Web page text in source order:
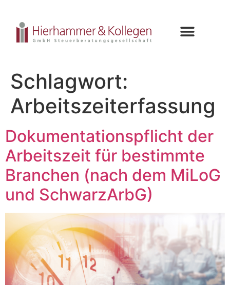
Schlagwort:
Arbeitszeiterfassung
Dokumentationspflicht der
Arbeitszeit für bestimmte
Branchen (nach dem MiLoG
und SchwarzArbG)